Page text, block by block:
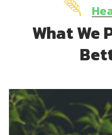
What We